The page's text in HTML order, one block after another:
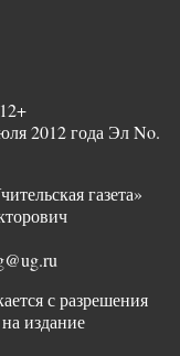
2012 года Эл No.
газета»
с разрешения
издание